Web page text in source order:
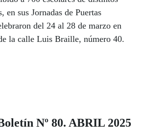
en sus Jornadas de Puertas
del 24 al 28 de marzo en
la calle Luis Braille, número 40.
Nº 80. ABRIL 2025